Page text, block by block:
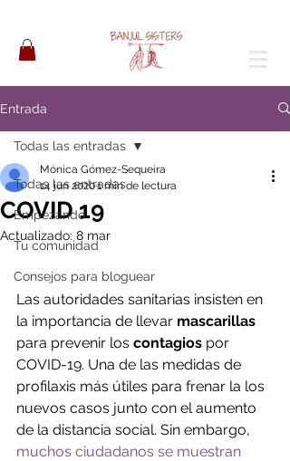
Entrada
Todas las entradas
Empezando
Tu comunidad
Consejos para bloguear
Todas las entradas
COVID 19
Mónica Gómez-Sequeira
14 jun 20201 min de lectura
Actualizado: 8 mar
Las autoridades sanitarias insisten en
la importancia de llevar mascarillas
para prevenir los contagios por
COVID-19. Una de las medidas de
profilaxis más útiles para frenar la los
nuevos casos junto con el aumento
de la distancia social. Sin embargo,
muchos ciudadanos se muestran